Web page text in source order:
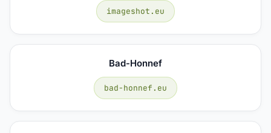
imageshot.eu
Bad-Honnef
bad-honnef.eu